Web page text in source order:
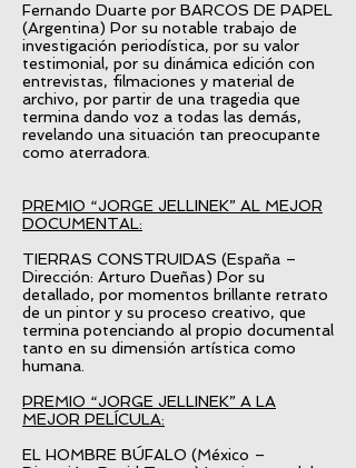
Fernando Duarte por BARCOS DE PAPEL
(Argentina) Por su notable trabajo de
investigación periodística, por su valor
testimonial, por su dinámica edición con
entrevistas, filmaciones y material de
archivo, por partir de una tragedia que
termina dando voz a todas las demás,
revelando una situación tan preocupante
como aterradora.
PREMIO “JORGE JELLINEK” AL MEJOR
DOCUMENTAL:
TIERRAS CONSTRUIDAS (España –
Dirección: Arturo Dueñas) Por su
detallado, por momentos brillante retrato
de un pintor y su proceso creativo, que
termina potenciando al propio documental
tanto en su dimensión artística como
humana.
PREMIO “JORGE JELLINEK” A LA
MEJOR PELÍCULA:
EL HOMBRE BÚFALO (México –